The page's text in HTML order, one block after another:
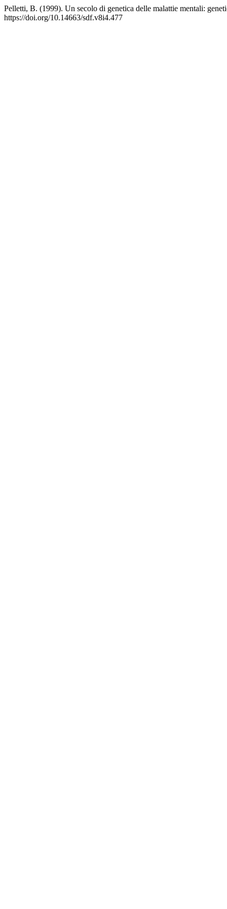
Pelletti, B. (1999). Un secolo di genetica delle malattie mentali:
https://doi.org/10.14663/sdf.v8i4.477